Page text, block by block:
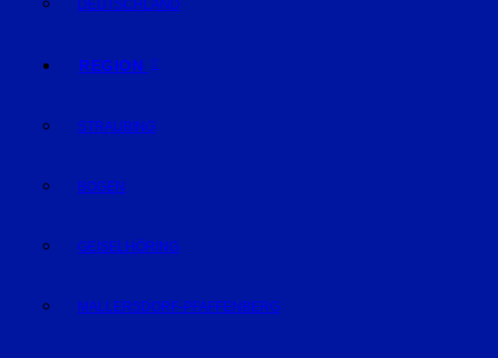
DEUTSCHLAND
REGION
STRAUBING
BOGEN
GEISELHÖRING
MALLERSDORF-PFAFFENBERG